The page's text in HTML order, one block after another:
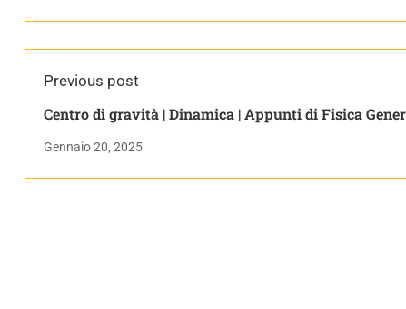
Previous post
Centro di gravità | Dinamica | Appunti di Fisica
Gennaio 20, 2025